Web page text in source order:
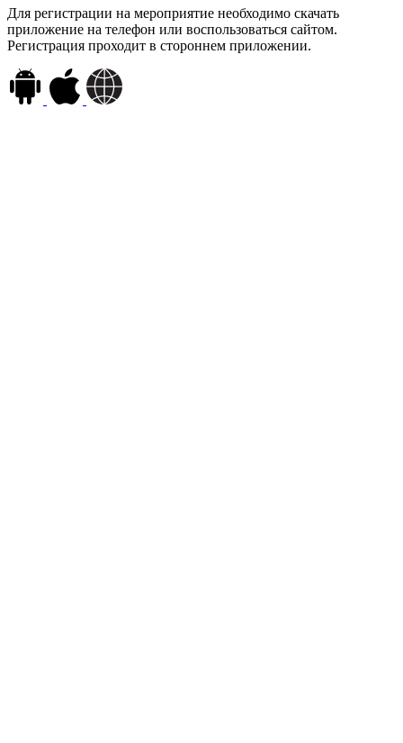
Для регистрации на мероприятие необходимо скачать
приложение на телефон или воспользоваться сайтом.
Регистрация проходит в стороннем приложении.